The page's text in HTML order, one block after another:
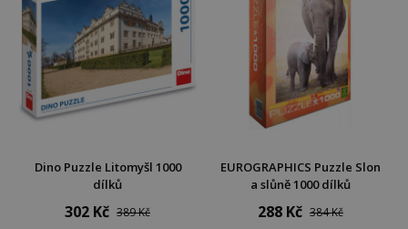
Dino Puzzle Litomyšl 1000
dílků
302 Kč 389 Kč
EUROGRAPHICS Puzzle Slon
a slůně 1000 dílků
288 Kč 384 Kč